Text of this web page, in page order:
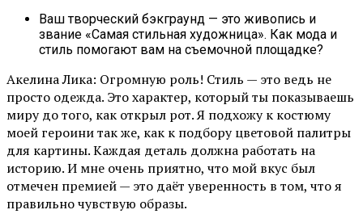
Ваш творческий бэкграунд — это живопись и
звание «Самая стильная художница». Как мода и
стиль помогают вам на съемочной площадке?
Акелина Лика: Огромную роль! Стиль — это ведь не
просто одежда. Это характер, который ты показываешь
миру до того, как открыл рот. Я подхожу к костюму
моей героини так же, как к подбору цветовой палитры
для картины. Каждая деталь должна работать на
историю. И мне очень приятно, что мой вкус был
отмечен премией — это даёт уверенность в том, что я
правильно чувствую образы.